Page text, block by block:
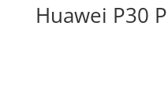
Huawei P30